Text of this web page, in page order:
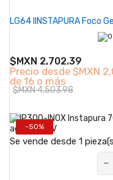
LG64 IINSTAPURA Foco
$MXN 2,702.39
Precio desde $MXN
de 16 o más
$MXN 4,503.98
-50%
Se vende desde 1
−